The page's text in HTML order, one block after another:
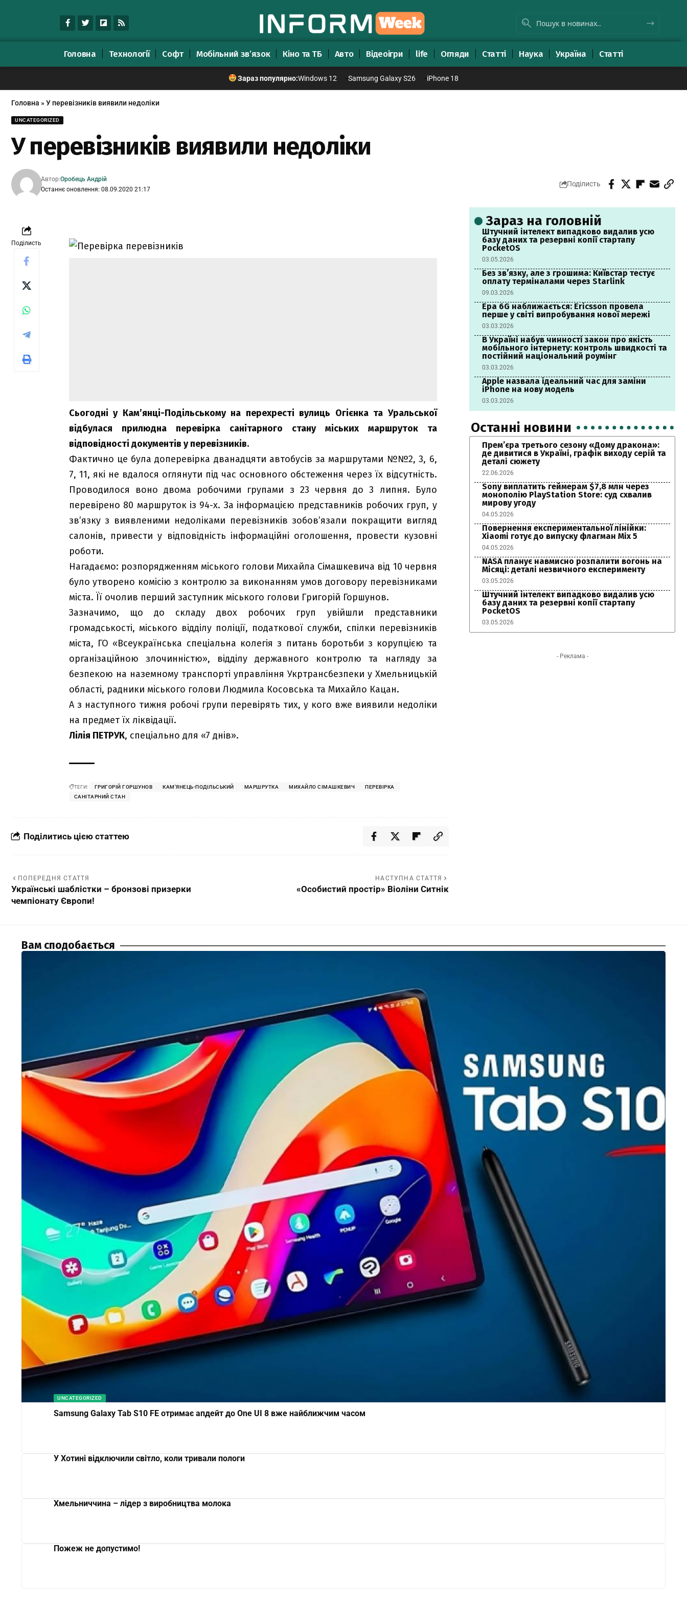
Головна Технології Софт Мобільний зв’язок Кіно та ТБ Авто Відеоігри life Огляди Статті Наука Україна Статті
Зараз популярно:Windows 12 Samsung Galaxy S26 iPhone 18
Головна »У перевізників виявили недоліки
UNCATEGORIZED
У перевізників виявили недоліки
Останнє оновлення: 08.09.2020 21:17
Автор:Оробець Андрій
Поділисть
Поділисть
Сьогодні у Кам’янці-Подільському на перехресті вулиць Огієнка та Уральської
відбулася прилюдна перевірка санітарного стану міських маршруток та
відповідності документів у перевізників.
Фактично це була доперевірка дванадцяти автобусів за маршрутами №№2, 3, 6,
7, 11, які не вдалося оглянути під час основного обстеження через їх відсутність.
Проводилося воно двома робочими групами з 23 червня до 3 липня. Було
перевірено 80 маршруток із 94-х. За інформацією представників робочих груп, у
зв’язку з виявленими недоліками перевізників зобов’язали покращити вигляд
салонів, привести у відповідність інформаційні оголошення, провести кузовні
роботи.
Нагадаємо: розпорядженням міського голови Михайла Сімашкевича від 10 червня
було утворено комісію з контролю за виконанням умов договору перевізниками
міста. Її очолив перший заступник міського голови Григорій Горшунов.
Зазначимо, що до складу двох робочих груп увійшли представники
громадськості, міського відділу поліції, податкової служби, спілки перевізників
міста, ГО «Всеукраїнська спеціальна колегія з питань боротьби з корупцією та
організаційною злочинністю», відділу державного контролю та нагляду за
безпекою на наземному транспорті управління Укртрансбезпеки у Хмельницькій
області, радники міського голови Людмила Косовська та Михайло Кацан.
А з наступного тижня робочі групи перевірять тих, у кого вже виявили недоліки
на предмет їх ліквідації.
Лілія ПЕТРУК, спеціально для «7 днів».
ТЕГИ: ГРИГОРІЙ ГОРШУНОВ КАМ'ЯНЕЦЬ-ПОДІЛЬСЬКИЙ МАРШРУТКА МИХАЙЛО СІМАШКЕВИЧ
ПЕРЕВІРКА
САНІТАРНИЙ СТАН
Поділитись цією статтею
ПОПЕРЕДНЯ СТАТТЯ
Українські шаблістки – бронзові призерки
чемпіонату Європи!
НАСТУПНА СТАТТЯ
«Особистий простір» Віоліни Ситнік
Зараз на головній
Штучний інтелект випадково видалив усю
базу даних та резервні копії стартапу
PocketOS
03.05.2026
Без зв’язку, але з грошима: Київстар тестує
оплату терміналами через Starlink
09.03.2026
Ера 6G наближається: Ericsson провела
перше у світі випробування нової мережі
03.03.2026
В Україні набув чинності закон про якість
мобільного інтернету: контроль швидкості та
постійний національний роумінг
03.03.2026
Apple назвала ідеальний час для заміни
iPhone на нову модель
03.03.2026
Останні новини
Прем’єра третього сезону «Дому дракона»:
де дивитися в Україні, графік виходу серій та
деталі сюжету
22.06.2026
Sony виплатить геймерам $7,8 млн через
монополію PlayStation Store: суд схвалив
мирову угоду
04.05.2026
Повернення експериментальної лінійки:
Xiaomi готує до випуску флагман Mix 5
04.05.2026
NASA планує навмисно розпалити вогонь на
Місяці: деталі незвичного експерименту
03.05.2026
Штучний інтелект випадково видалив усю
базу даних та резервні копії стартапу
PocketOS
03.05.2026
- Реклама -
Вам сподобається
UNCATEGORIZED
Samsung Galaxy Tab S10 FE отримає апдейт до One UI 8 вже найближчим часом
У Хотині відключили світло, коли тривали пологи
Хмельниччина – лідер з виробництва молока
Пожеж не допустимо!